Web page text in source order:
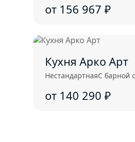
от 156 967 ₽
Кухня Арко Арт
НестандартнаяС барной
от 140 290 ₽